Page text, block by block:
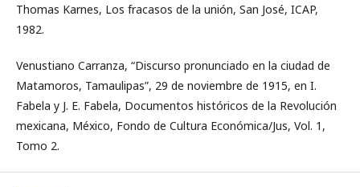
Thomas Karnes, Los fracasos de la unión, San José, ICAP,
1982.
Venustiano Carranza, “Discurso pronunciado en la ciudad de
Matamoros, Tamaulipas”, 29 de noviembre de 1915, en I.
Fabela y J. E. Fabela, Documentos históricos de la Revolución
mexicana, México, Fondo de Cultura Económica/Jus, Vol. 1,
Tomo 2.